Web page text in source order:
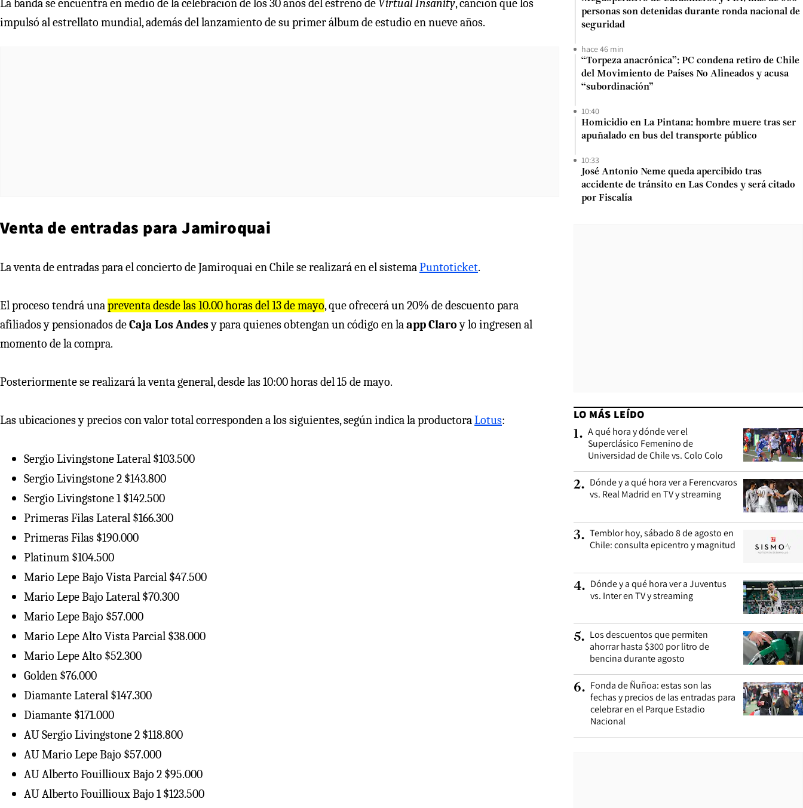
La banda se encuentra en medio de la celebración de los 30 años del estreno de Virtual Insanity, canción que los
impulsó al estrellato mundial, además del lanzamiento de su primer álbum de estudio en nueve años.
Venta de entradas para Jamiroquai
La venta de entradas para el concierto de Jamiroquai en Chile se realizará en el sistemaPuntoticket.
El proceso tendrá unapreventa desde las 10.00 horas del 13 de mayo, que ofrecerá un 20% de descuento para
afiliados y pensionados deCaja Los Andesy para quienes obtengan un código en laapp Claroy lo ingresen al
momento de la compra.
Posteriormente se realizará la venta general, desde las 10:00 horas del 15 de mayo.
Las ubicaciones y precios con valor total corresponden a los siguientes, según indica la productoraLotus:
Sergio Livingstone Lateral $103.500
Sergio Livingstone 2 $143.800
Sergio Livingstone 1 $142.500
Primeras Filas Lateral $166.300
Primeras Filas $190.000
Platinum $104.500
Mario Lepe Bajo Vista Parcial $47.500
Mario Lepe Bajo Lateral $70.300
Mario Lepe Bajo $57.000
Mario Lepe Alto Vista Parcial $38.000
Mario Lepe Alto $52.300
Golden $76.000
Diamante Lateral $147.300
Diamante $171.000
AU Sergio Livingstone 2 $118.800
AU Mario Lepe Bajo $57.000
AU Alberto Fouillioux Bajo 2 $95.000
AU Alberto Fouillioux Bajo 1 $123.500
personas son detenidas durante ronda nacional de
seguridad
hace 46 min
“Torpeza anacrónica”: PC condena retiro de Chile
del Movimiento de Países No Alineados y acusa
“subordinación”
10:40
Homicidio en La Pintana: hombre muere tras ser
apuñalado en bus del transporte público
10:33
José Antonio Neme queda apercibido tras
accidente de tránsito en Las Condes y será citado
por Fiscalía
LO MÁS LEÍDO
1. A qué hora y dónde ver el
Superclásico Femenino de
Universidad de Chile vs. Colo Colo
2. Dónde y a qué hora ver a Ferencvaros
vs. Real Madrid en TV y streaming
3. Temblor hoy, sábado 8 de agosto en
Chile: consulta epicentro y magnitud
4. Dónde y a qué hora ver a Juventus
vs. Inter en TV y streaming
5. Los descuentos que permiten
ahorrar hasta $300 por litro de
bencina durante agosto
6. Fonda de Ñuñoa: estas son las
fechas y precios de las entradas para
celebrar en el Parque Estadio
Nacional